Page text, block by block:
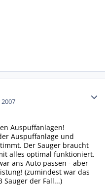
Auspuffanlagen!
Auspuffanlage und
Der Sauger braucht
alles optimal funktioniert.
ans Auto passen - aber
(zumindest war das
Sauger der Fall...)